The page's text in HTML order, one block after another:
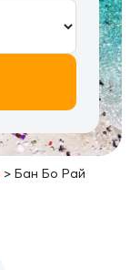
> Бан Бо Рай